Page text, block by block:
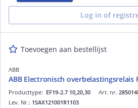
Log in of
Toevoegen aan bestellijst
ABB
ABB Electronisch overbelastingsrelais
Art. nr.
Producttype: EF19-2.7 10,20,30
Lev. Nr.: 1SAX121001R1103